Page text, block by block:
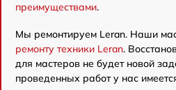
преимуществами.
Мы ремонтируем Leran. Наши
ремонту техники Leran.
для мастеров не будет новой
проведенных работ у нас